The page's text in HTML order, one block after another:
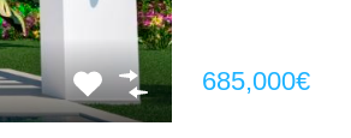
685,000€